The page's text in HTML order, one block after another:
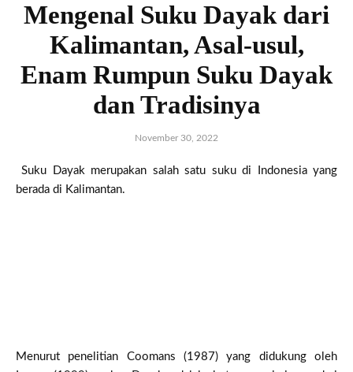
Mengenal Suku Dayak dari
Kalimantan, Asal-usul,
Enam Rumpun Suku Dayak
dan Tradisinya
November 30, 2022
Suku Dayak merupakan salah satu suku di Indonesia yang
berada di Kalimantan.
Menurut penelitian Coomans (1987) yang didukung oleh